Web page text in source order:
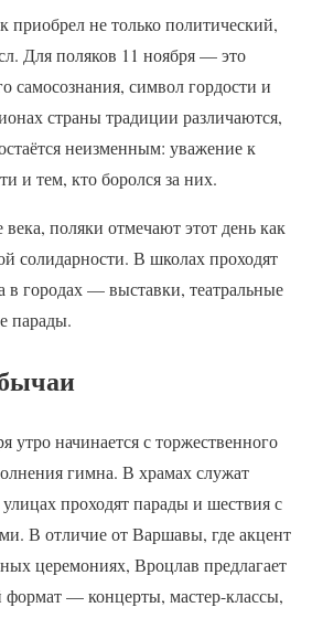
приобрел не только политический,
Для поляков 11 ноября — это
самосознания, символ гордости и
страны традиции различаются,
неизменным: уважение к
и тем, кто боролся за них.
века, поляки отмечают этот день как
солидарности. В школах проходят
в городах — выставки, театральные
парады.
утро начинается с торжественного
гимна. В храмах служат
проходят парады и шествия с
В отличие от Варшавы, где акцент
церемониях, Вроцлав предлагает
формат — концерты, мастер-классы,